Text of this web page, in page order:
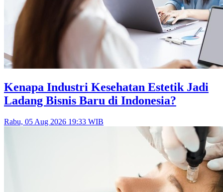
Kenapa Industri Kesehatan Estetik Jadi
Ladang Bisnis Baru di Indonesia?
Rabu, 05 Aug 2026 19:33 WIB